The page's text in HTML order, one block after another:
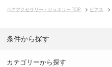
ペアアクセサリー・ジュエリー TOP ピアス
条件から探す
カテゴリーから探す